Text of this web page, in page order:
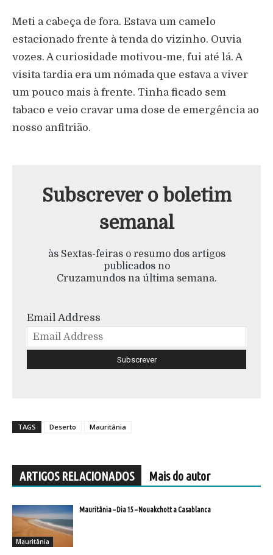
Meti a cabeça de fora. Estava um camelo
estacionado frente à tenda do vizinho. Ouvia
vozes. A curiosidade motivou-me, fui até lá. A
visita tardia era um nómada que estava a viver
um pouco mais à frente. Tinha ficado sem
tabaco e veio cravar uma dose de emergência ao
nosso anfitrião.
Subscrever o boletim
semanal
às Sextas-feiras o resumo dos artigos
publicados no
Cruzamundos na última semana.
Email Address
TAGS Deserto Mauritânia
ARTIGOS RELACIONADOS Mais do autor
Mauritânia
Mauritânia – Dia 15 – Nouakchott a Casablanca